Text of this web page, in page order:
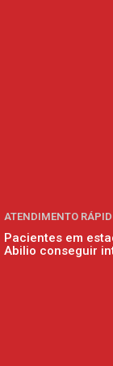
ATENDIMENTO
Pacientes em
Abilio conseguir